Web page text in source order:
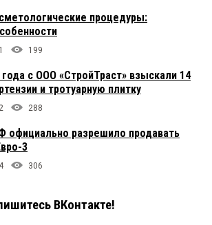
процедуры:
1 199
года с ООО «СтройТраст» взыскали 14
и тротуарную плитку
2 288
официально разрешило продавать
3
4 306
ВКонтакте!